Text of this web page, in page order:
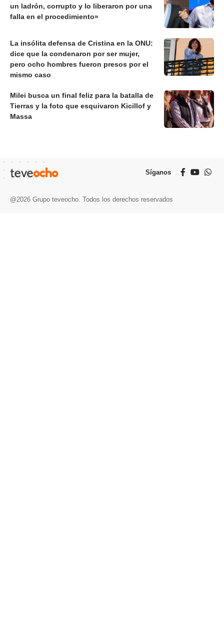
un ladrón, corrupto y lo liberaron por una
falla en el procedimiento»
La insólita defensa de Cristina en la ONU:
dice que la condenaron por ser mujer,
pero ocho hombres fueron presos por el
mismo caso
Milei busca un final feliz para la batalla de
Tierras y la foto que esquivaron Kicillof y
Massa
Síganos
@2026 Grupo teveocho. Todos los derechos reservados